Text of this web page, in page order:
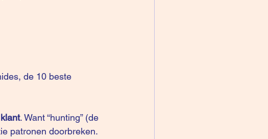
. Want “hunting” (de
patronen doorbreken.